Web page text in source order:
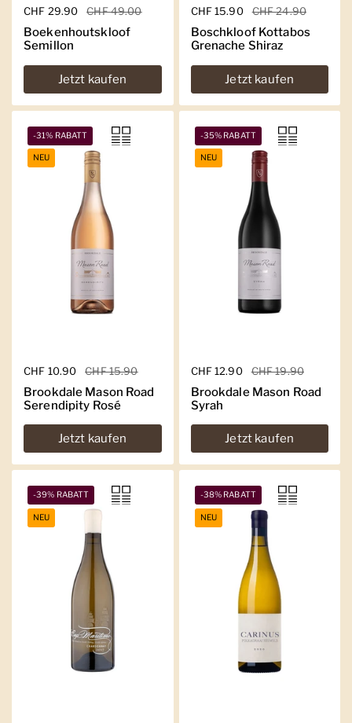
Regulärer Preis
CHF 29.90 Sale-Preis
CHF 49.00
Boekenhoutskloof
Semillon
Jetzt kaufen
Regulärer Preis
CHF 15.90 Sale-Preis
CHF 24.90
Boschkloof Kottabos
Grenache Shiraz
Jetzt kaufen
Regulärer Preis
CHF 10.90 Sale-Preis
CHF 15.90
Brookdale Mason Road
Serendipity Rosé
Jetzt kaufen
-31% RABATT
NEU
Regulärer Preis
CHF 12.90 Sale-Preis
CHF 19.90
Brookdale Mason Road
Syrah
Jetzt kaufen
-35% RABATT
NEU
-39% RABATT
NEU
-38% RABATT
NEU